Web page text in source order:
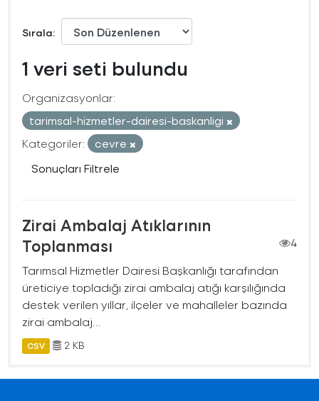
Sırala
1 veri seti bulundu
Organizasyonlar:
tarimsal-hizmetler-dairesi-baskanligi
Kategoriler:
cevre
Sonuçları Filtrele
Zirai Ambalaj Atıklarının
Toplanması
4
Tarımsal Hizmetler Dairesi Başkanlığı tarafından
üreticiye topladığı zirai ambalaj atığı karşılığında
destek verilen yıllar, ilçeler ve mahalleler bazında
zirai ambalaj...
CSV 2 KB